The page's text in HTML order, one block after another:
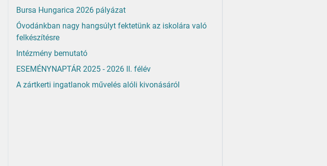
Bursa Hungarica 2026 pályázat
Óvodánkban nagy hangsúlyt fektetünk az iskolára való
felkészítésre
Intézmény bemutató
ESEMÉNYNAPTÁR 2025 - 2026 II. félév
A zártkerti ingatlanok művelés alóli kivonásáról